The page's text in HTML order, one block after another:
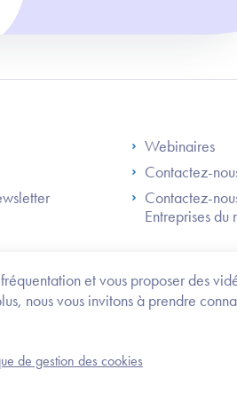
et vous proposer des
nous vous invitons à prendre
de gestion des cookies
Footer
Webinaires
Contactez-
Contactez-
Entreprises du
Plan du site Accessibilité :